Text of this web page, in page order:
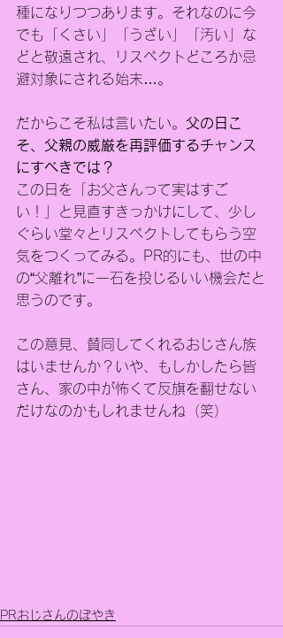
種になりつつあります。それなのに今
でも「くさい」「うざい」「汚い」な
どと敬遠され、リスペクトどころか忌
避対象にされる始末…。
だからこそ私は言いたい。 父の日こ
そ、父親の威厳を再評価するチャンス
にすべきでは？
この日を「お父さんって実はすご
い！」と見直すきっかけにして、少し
ぐらい堂々とリスペクトしてもらう空
気をつくってみる。PR的にも、世の中
の“父離れ”に一石を投じるいい機会だと
思うのです。
この意見、賛同してくれるおじさん族
はいませんか？いや、もしかしたら皆
さん、家の中が怖くて反旗を翻せない
だけなのかもしれませんね（笑）
PRおじさんのぼやき